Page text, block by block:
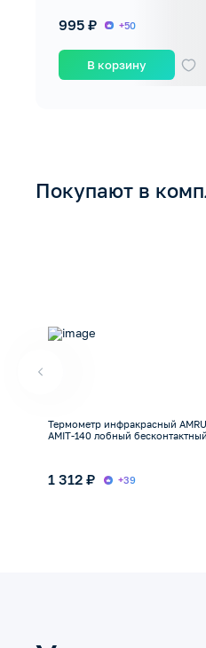
995 ₽ +50
В корзину
Покупают в
Термометр инфракрасный
AMIT-140 лобный бесконтактный
1 312 ₽ +39